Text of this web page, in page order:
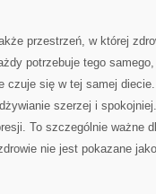
przestrzeń, w której
potrzebuje tego
czuje się w tej samej
szerzej i
To szczególnie ważne
nie jest pokazane